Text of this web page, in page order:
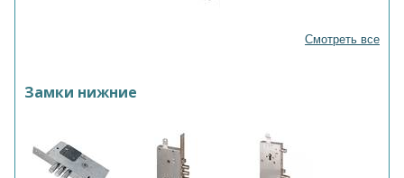
Смотреть все
Замки нижние